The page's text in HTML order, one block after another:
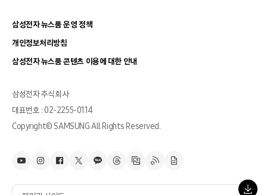
삼성전자 뉴스룸 운영 정책
개인정보처리방침
삼성전자 뉴스룸 콘텐츠 이용에 대한 안내
삼성전자 주식회사
대표번호 : 02-2255-0114
Copyright© SAMSUNG All Rights Reserved.